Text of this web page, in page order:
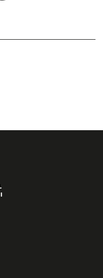
ONLINE.
TEATRO ONLINE.